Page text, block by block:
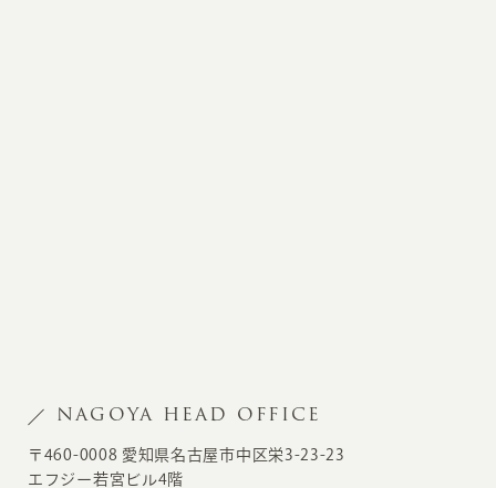
NAGOYA HEAD OFFICE
〒460-0008 愛知県名古屋市中区栄3-23-23
エフジー若宮ビル4階